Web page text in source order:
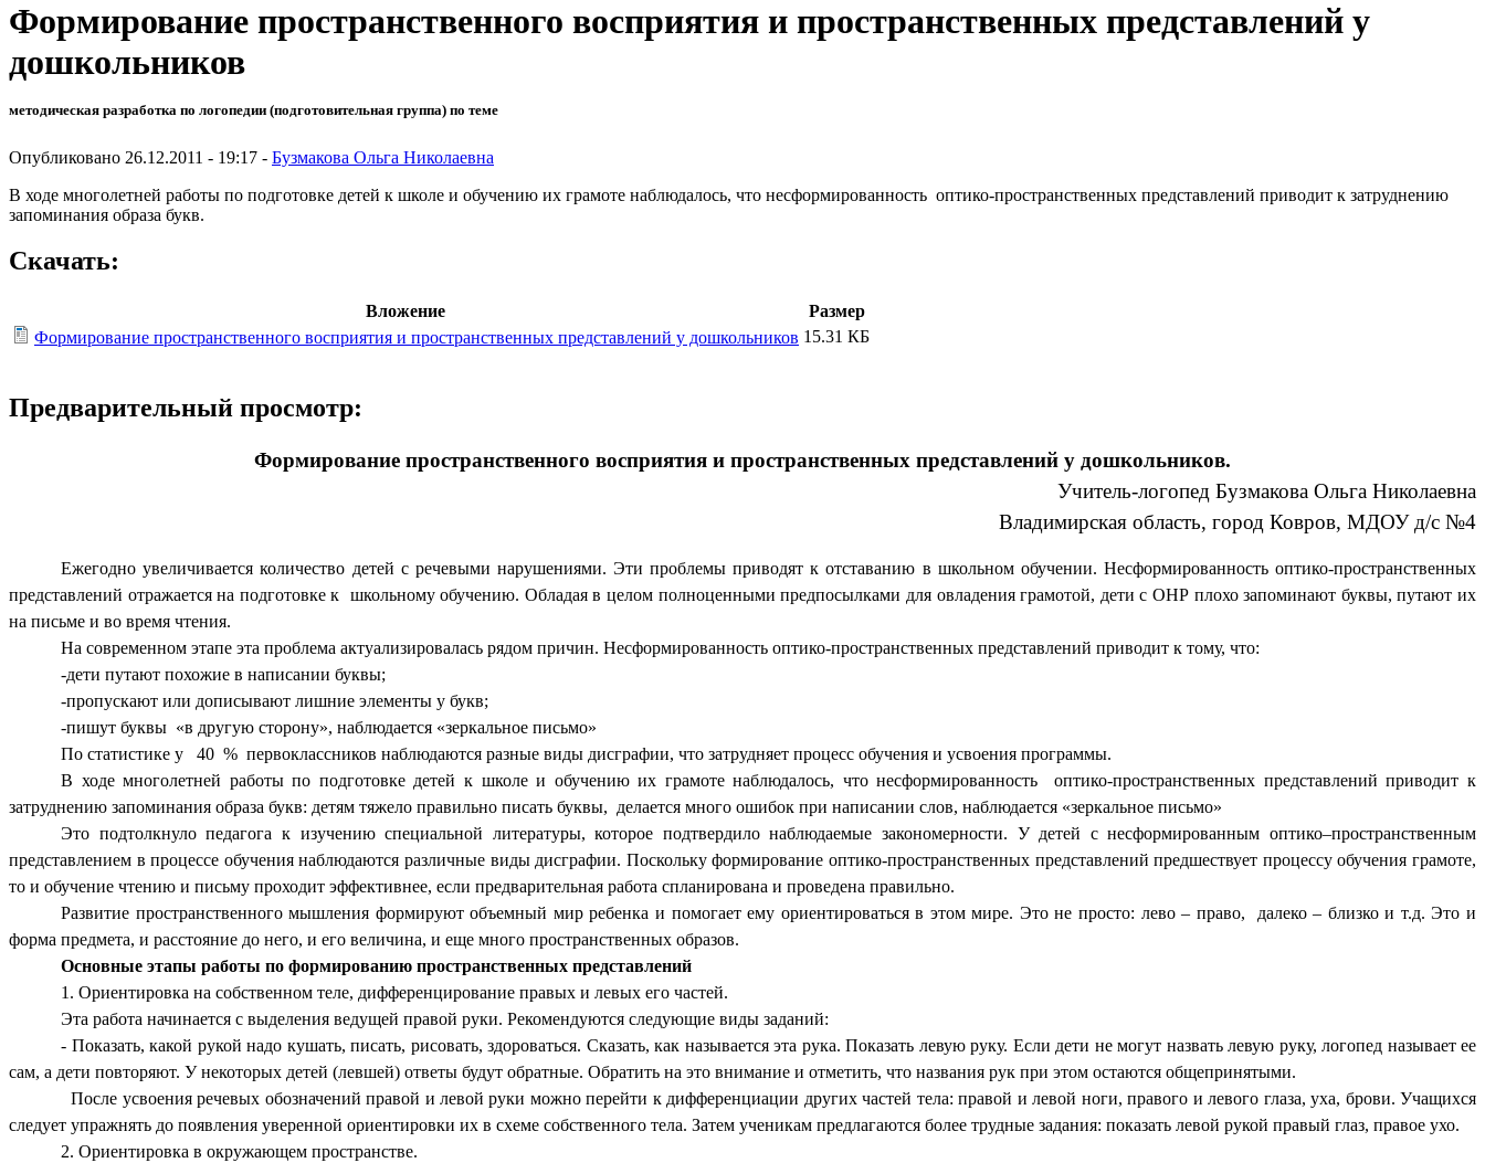
Формирование пространственного восприятия и пространственных представлений у
дошкольников
методическая разработка по логопедии (подготовительная группа) по теме
Опубликовано 26.12.2011 - 19:17 - Бузмакова Ольга Николаевна
В ходе многолетней работы по подготовке детей к школе и обучению их грамоте наблюдалось, что несформированность оптико-пространственных представлений приводит к затруднению
запоминания образа букв.
Скачать:
Вложение
Размер
Формирование пространственного восприятия и пространственных представлений у дошкольников 15.31 КБ
Предварительный просмотр:
Формирование пространственного восприятия и пространственных представлений у дошкольников.
Учитель-логопед Бузмакова Ольга Николаевна
Владимирская область, город Ковров, МДОУ д/с №4
Ежегодно увеличивается количество детей с речевыми нарушениями. Эти проблемы приводят к отставанию в школьном обучении. Несформированность оптико-пространственных
представлений отражается на подготовке к школьному обучению. Обладая в целом полноценными предпосылками для овладения грамотой, дети с ОНР плохо запоминают буквы, путают их
на письме и во время чтения.
На современном этапе эта проблема актуализировалась рядом причин. Несформированность оптико-пространственных представлений приводит к тому, что:
-дети путают похожие в написании буквы;
-пропускают или дописывают лишние элементы у букв;
-пишут буквы «в другую сторону», наблюдается «зеркальное письмо»
По статистике у 40 % первоклассников наблюдаются разные виды дисграфии, что затрудняет процесс обучения и усвоения программы.
В ходе многолетней работы по подготовке детей к школе и обучению их грамоте наблюдалось, что несформированность оптико-пространственных представлений приводит к
затруднению запоминания образа букв: детям тяжело правильно писать буквы, делается много ошибок при написании слов, наблюдается «зеркальное письмо»
Это подтолкнуло педагога к изучению специальной литературы, которое подтвердило наблюдаемые закономерности. У детей с несформированным оптико–пространственным
представлением в процессе обучения наблюдаются различные виды дисграфии. Поскольку формирование оптико-пространственных представлений предшествует процессу обучения грамоте,
то и обучение чтению и письму проходит эффективнее, если предварительная работа спланирована и проведена правильно.
Развитие пространственного мышления формируют объемный мир ребенка и помогает ему ориентироваться в этом мире. Это не просто: лево – право, далеко – близко и т.д. Это и
форма предмета, и расстояние до него, и его величина, и еще много пространственных образов.
Основные этапы работы по формированию пространственных представлений
1. Ориентировка на собственном теле, дифференцирование правых и левых его частей.
Эта работа начинается с выделения ведущей правой руки. Рекомендуются следующие виды заданий:
- Показать, какой рукой надо кушать, писать, рисовать, здороваться. Сказать, как называется эта рука. Показать левую руку. Если дети не могут назвать левую руку, логопед называет ее
сам, а дети повторяют. У некоторых детей (левшей) ответы будут обратные. Обратить на это внимание и отметить, что названия рук при этом остаются общепринятыми.
После усвоения речевых обозначений правой и левой руки можно перейти к дифференциации других частей тела: правой и левой ноги, правого и левого глаза, уха, брови. Учащихся
следует упражнять до появления уверенной ориентировки их в схеме собственного тела. Затем ученикам предлагаются более трудные задания: показать левой рукой правый глаз, правое ухо.
2. Ориентировка в окружающем пространстве.